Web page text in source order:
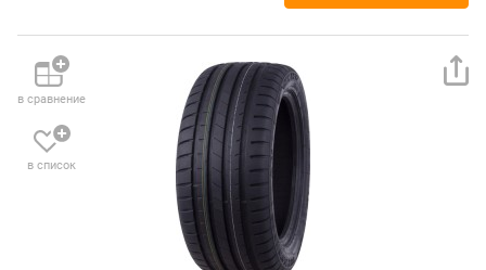
в сравнение
в список